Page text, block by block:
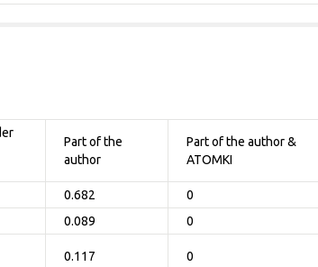
Part of the
author
Part of the author &
ATOMKI
0.682 0
0.089
0
0.117 0